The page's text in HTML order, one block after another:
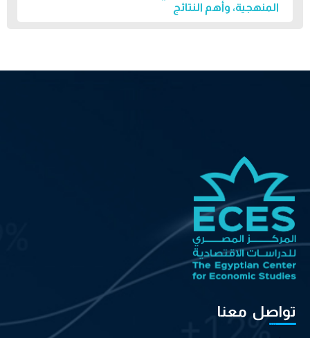
المنهجية، وأهم النتائج
تواصل معنا